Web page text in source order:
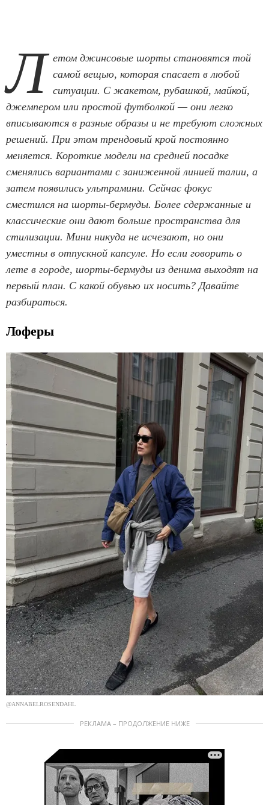
Л етом джинсовые шорты становятся той
самой вещью, которая спасает в любой
ситуации. С жакетом, рубашкой, майкой,
джемпером или простой футболкой — они легко
вписываются в разные образы и не требуют сложных
решений. При этом трендовый крой постоянно
меняется. Короткие модели на средней посадке
сменялись вариантами с заниженной линией талии, а
затем появились ультрамини. Сейчас фокус
сместился на шорты-бермуды. Более сдержанные и
классические они дают больше пространства для
стилизации. Мини никуда не исчезают, но они
уместны в отпускной капсуле. Но если говорить о
лете в городе, шорты-бермуды из денима выходят на
первый план. С какой обувью их носить? Давайте
разбираться.
Лоферы
@ANNABELROSENDAHL
РЕКЛАМА – ПРОДОЛЖЕНИЕ НИЖЕ